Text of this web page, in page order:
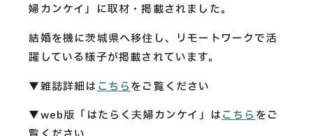
Security Action
婦カンケイ」に取材・掲載されました。
結婚を機に茨城県へ移住し、リモートワークで活
躍している様子が掲載されています。
▼雑誌詳細は こちらをご覧ください
▼web版「はたらく夫婦カンケイ」はこちらをご